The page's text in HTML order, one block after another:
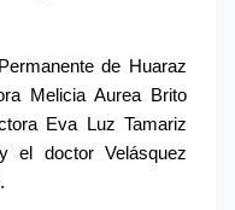
de Huaraz
Melicia Aurea Brito
Eva Luz Tamariz
el doctor Velásquez